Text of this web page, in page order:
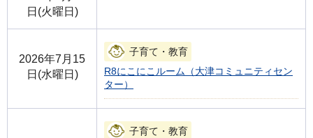
日(火曜日)
2026年7月15
日(水曜日)
子育て・教育
R8にこにこルーム（大津コミュニティセン
ター）
子育て・教育